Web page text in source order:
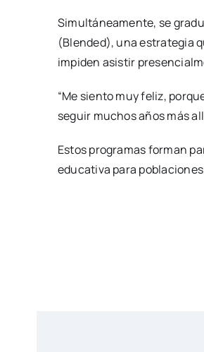
Simultáneamente, se
(Blended), una estrategia
impiden asistir
“Me siento muy feliz,
seguir muchos años más
Estos programas forman
educativa para